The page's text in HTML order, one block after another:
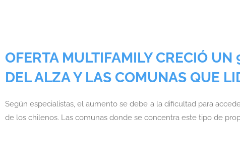
OFERTA MULTIFAMILY CRECIÓ
DEL ALZA Y LAS COMUNAS QUE
Según especialistas, el aumento se debe a la dificultad para
de los chilenos. Las comunas donde se concentra este tipo de